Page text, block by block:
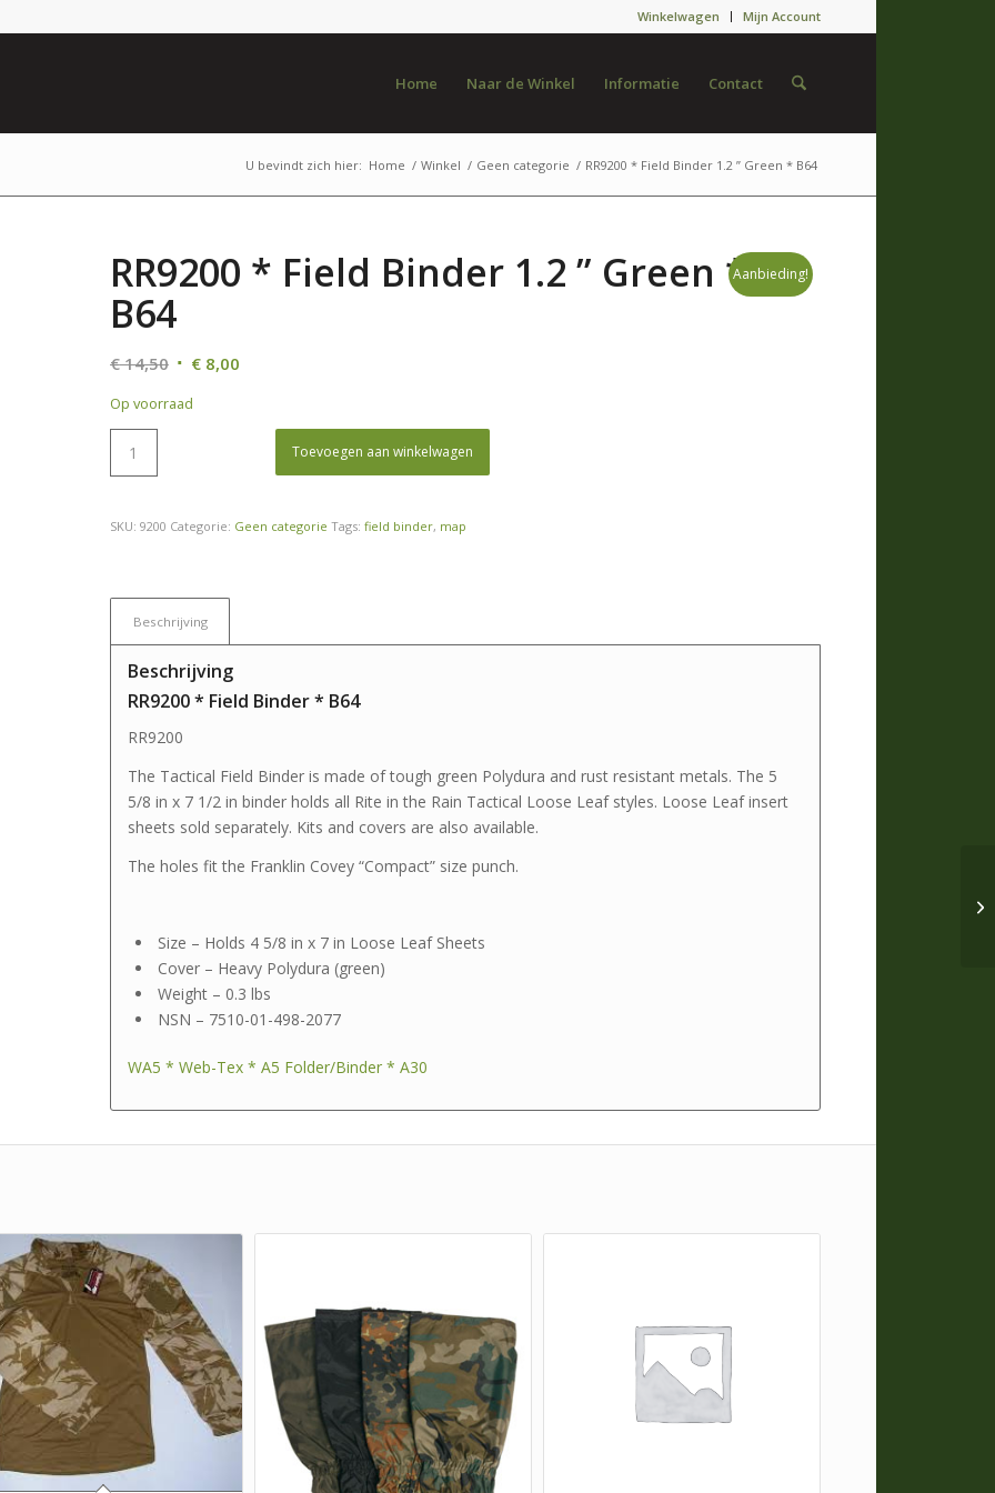
Winkelwagen Mijn Account
Home Naar de Winkel Informatie Contact
U bevindt zich hier: Home / Winkel / Geen categorie / RR9200 * Field Binder 1.2 ” Green * B64
Aanbieding!
RR9200 * Field Binder 1.2 ” Green *
B64
€14,50 Oorspronkelijke
was:
€8,00Huidige
Op voorraad
Toevoegen aan winkelwagen
SKU: 9200 Categorie: Geen categorie Tags: field binder, map
Beschrijving
Beschrijving
RR9200 * Field Binder * B64
RR9200
The Tactical Field Binder is made of tough green Polydura and rust resistant metals. The 5
5/8 in x 7 1/2 in binder holds all Rite in the Rain Tactical Loose Leaf styles. Loose Leaf insert
sheets sold separately. Kits and covers are also available.
The holes fit the Franklin Covey “Compact” size punch.
Size – Holds 4 5/8 in x 7 in Loose Leaf Sheets
Cover – Heavy Polydura (green)
Weight – 0.3 lbs
NSN – 7510-01-498-2077
WA5 * Web-Tex * A5 Folder/Binder * A30